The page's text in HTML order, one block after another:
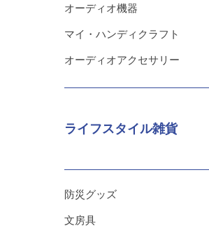
オーディオ機器
マイ・ハンディクラフト
オーディオアクセサリー
ライフスタイル雑貨
防災グッズ
文房具